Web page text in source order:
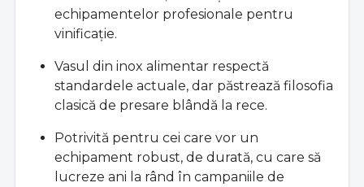
echipamentelor profesionale pentru
vinificație.
Vasul din inox alimentar respectă
standardele actuale, dar păstrează filosofia
clasică de presare blândă la rece.
Potrivită pentru cei care vor un
echipament robust, de durată, cu care să
lucreze ani la rând în campaniile de